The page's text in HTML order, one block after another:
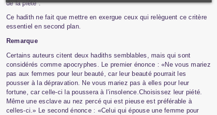
de la piété .
Ce hadith ne fait que mettre en exergue ceux qui relèguent ce critère
essentiel en second plan.
Remarque
Certains auteurs citent deux hadiths semblables, mais qui sont
considérés comme apocryphes. Le premier énonce : «Ne vous mariez
pas aux femmes pour leur beauté, car leur beauté pourrait les
pousser à la dépravation. Ne vous mariez pas à elles pour leur
fortune, car celle-ci la poussera à l’insolence.Choisissez leur piété.
Même une esclave au nez percé qui est pieuse est préférable à
celles-ci.» Le second énonce : «Celui qui épouse une femme pour